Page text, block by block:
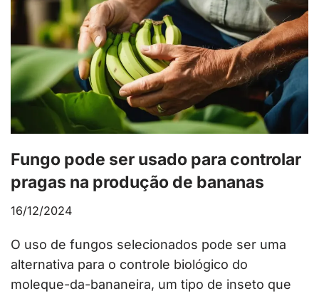
Fungo pode ser usado para controlar
pragas na produção de bananas
16/12/2024
O uso de fungos selecionados pode ser uma
alternativa para o controle biológico do
moleque-da-bananeira, um tipo de inseto que